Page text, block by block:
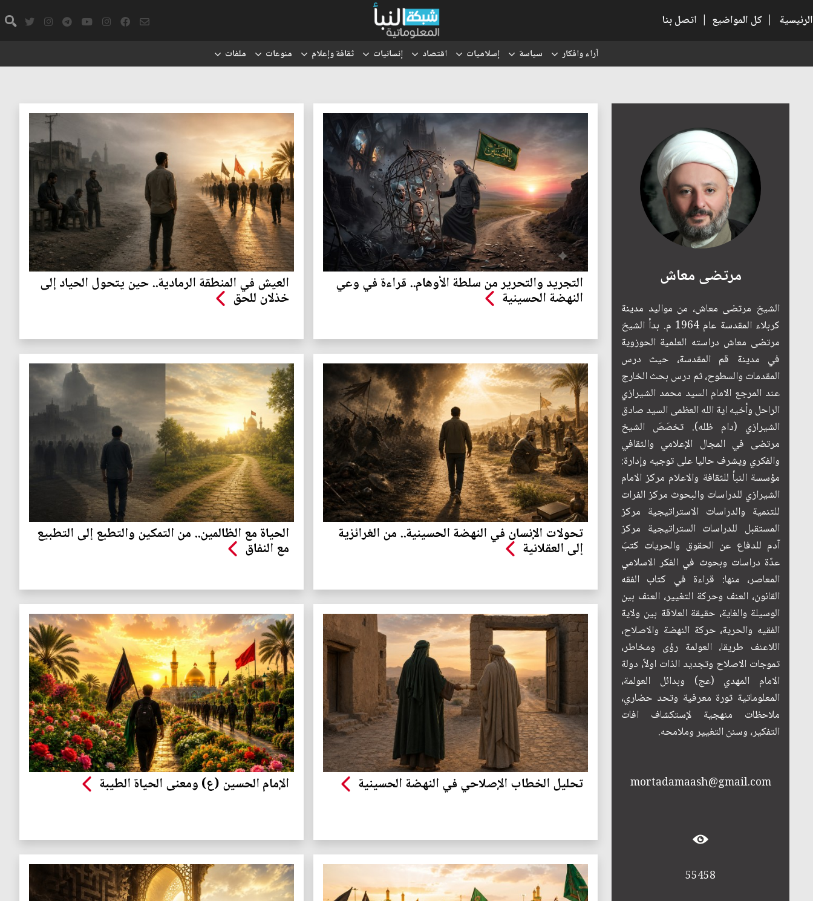
الرئيسية | كل المواضيع | اتصل بنا
آراء وافكار سياسة إسلاميات اقتصاد إنسانيات ثقافة وإعلام منوعات ملفات
مرتضى معاش
الشيخ مرتضى معاش، من مواليد مدينة
كربلاء المقدسة عام 1964 م. بدأ الشيخ
مرتضى معاش دراسته العلمية الحوزوية
في مدينة قم المقدسة، حيث درس
المقدمات والسطوح، ثم درس بحث الخارج
عند المرجع الامام السيد محمد الشيرازي
الراحل وأخيه اية الله العظمى السيد صادق
الشيرازي (دام ظله). تخصَصَ الشيخ
مرتضى في المجال الإعلامي والثقافي
والفكري ويشرف حاليا على توجيه وإدارة:
مؤسسة النبأ للثقافة والاعلام مركز الامام
الشيرازي للدراسات والبحوث مركز الفرات
للتنمية والدراسات الاستراتيجية مركز
المستقبل للدراسات الستراتيجية مركز
آدم للدفاع عن الحقوق والحريات كتبَ
عدّة دراسات وبحوث في الفكر الاسلامي
المعاصر، منها: قراءة في كتاب الفقه
القانون، العنف وحركة التغيير، العنف بين
الوسيلة والغاية، حقيقة العلاقة بين ولاية
الفقيه والحرية، حركة النهضة والاصلاح،
اللاعنف طريقا، العولمة رؤى ومخاطر،
تموجات الاصلاح وتجديد الذات اولاً، دولة
الامام المهدي (عج) وبدائل العولمة،
المعلوماتية ثورة معرفية وتحد حضاري،
ملاحظات منهجية لإستكشاف افات
التفكير، وسنن التغيير وملامحه.
mortadamaash@gmail.com
55458
التجريد والتحرير من سلطة الأوهام.. قراءة في وعي
النهضة الحسينية
العيش في المنطقة الرمادية.. حين يتحول الحياد إلى
خذلان للحق
تحولات الإنسان في النهضة الحسينية.. من الغرائزية
إلى العقلانية
الحياة مع الظالمين.. من التمكين والتطبع إلى التطبيع
مع النفاق
تحليل الخطاب الإصلاحي في النهضة الحسينية الإمام الحسين (ع) ومعنى الحياة الطيبة